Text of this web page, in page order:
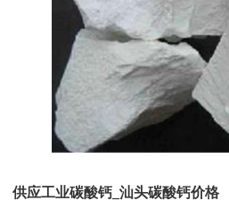
供应工业碳酸钙_汕头碳酸钙价格